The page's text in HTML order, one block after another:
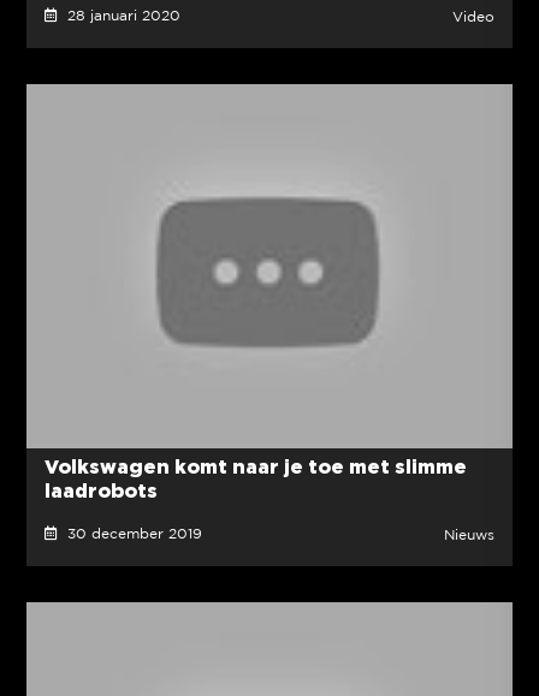
28 januari 2020 Video
Volkswagen komt naar je toe met slimme
laadrobots
30 december 2019 Nieuws